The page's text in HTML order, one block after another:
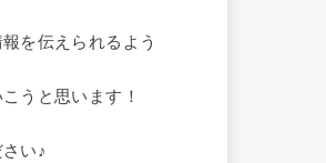
を伝えられるよう
うと思います！
い♪